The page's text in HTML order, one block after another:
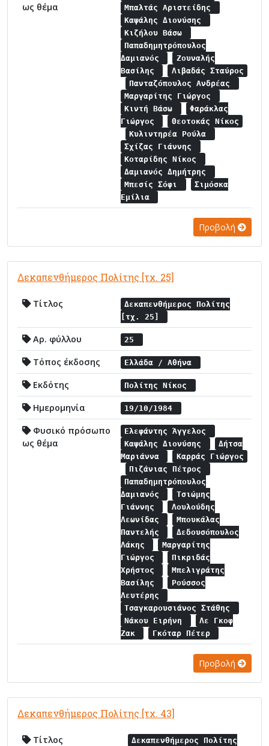
ως θέμα
Μπαλτάς Αριστείδης
Καψάλης Διονύσης
Κιζήλου Βάσω
Παπαδημητρόπουλος
Δαμιανός
Ζουναλής
Βασίλης
Λιβαδάς Σταύρος
Πανταζόπουλος Ανδρέας
Μαργαρίτης Γιώργος
Κιντή Βάσω
Φαράκλας
Γιώργος
Θεοτοκάς Νίκος
Κυλιντηρέα Ρούλα
Σχίζας Γιάννης
Κοταρίδης Νίκος
Δαμιανός Δημήτρης
Μπεσίς Σόφι
Σιμόσκα
Εμίλια
Προβολή
Δεκαπενθήμερος Πολίτης [τχ. 25]
Τίτλος
Δεκαπενθήμερος Πολίτης
[τχ. 25]
Αρ. φύλλου 25
Τόπος έκδοσης Ελλάδα / Αθήνα
Εκδότης Πολίτης Νίκος
Ημερομηνία 19/10/1984
Φυσικό πρόσωπο
ως θέμα
Ελεφάντης Άγγελος
Καψάλης Διονύσης
Δήτσα
Μαριάννα
Καρράς Γιώργος
Πιζάνιας Πέτρος
Παπαδημητρόπουλος
Δαμιανός
Τσιώμης
Γιάννης
Λουλούδης
Λεωνίδας
Μπουκάλας
Παντελής
Δεδουσόπουλος
Λάκης
Μαργαρίτης
Γιώργος
Πικριδάς
Χρήστος
Μπελιγράτης
Βασίλης
Ρούσσος
Λευτέρης
Τσαγκαρουσιάνος Στάθης
Νάκου Ειρήνη
Λε Γκοφ
Ζακ
Γκόταρ Πέτερ
Προβολή
Δεκαπενθήμερος Πολίτης [τχ. 43]
Τίτλος
Δεκαπενθήμερος Πολίτης